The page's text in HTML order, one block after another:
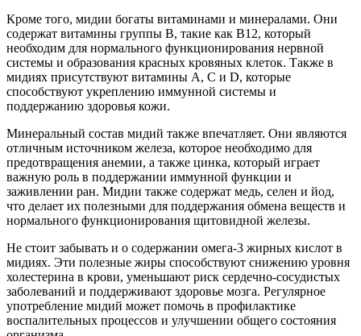
Кроме того, мидии богаты витаминами и минералами. Они
содержат витамины группы B, такие как B12, который
необходим для нормального функционирования нервной
системы и образования красных кровяных клеток. Также в
мидиях присутствуют витамины A, C и D, которые
способствуют укреплению иммунной системы и
поддержанию здоровья кожи.
Минеральный состав мидий также впечатляет. Они являются
отличным источником железа, которое необходимо для
предотвращения анемии, а также цинка, который играет
важную роль в поддержании иммунной функции и
заживлении ран. Мидии также содержат медь, селен и йод,
что делает их полезными для поддержания обмена веществ и
нормального функционирования щитовидной железы.
Не стоит забывать и о содержании омега-3 жирных кислот в
мидиях. Эти полезные жиры способствуют снижению уровня
холестерина в крови, уменьшают риск сердечно-сосудистых
заболеваний и поддерживают здоровье мозга. Регулярное
употребление мидий может помочь в профилактике
воспалительных процессов и улучшении общего состояния